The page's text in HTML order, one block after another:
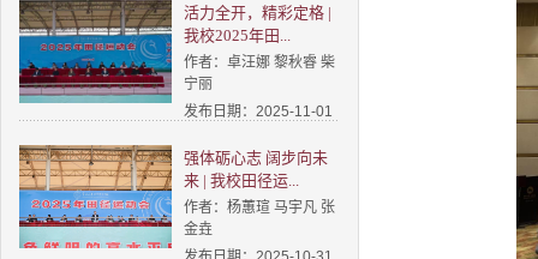
活力全开，精彩定格 |
我校2025年田...
作者：卓汪娜 黎秋睿 柴
宁丽
发布日期：2025-11-01
强体砺心志 阔步向未
来 | 我校田径运...
作者：杨蕙瑄 马宇凡 张
金垚